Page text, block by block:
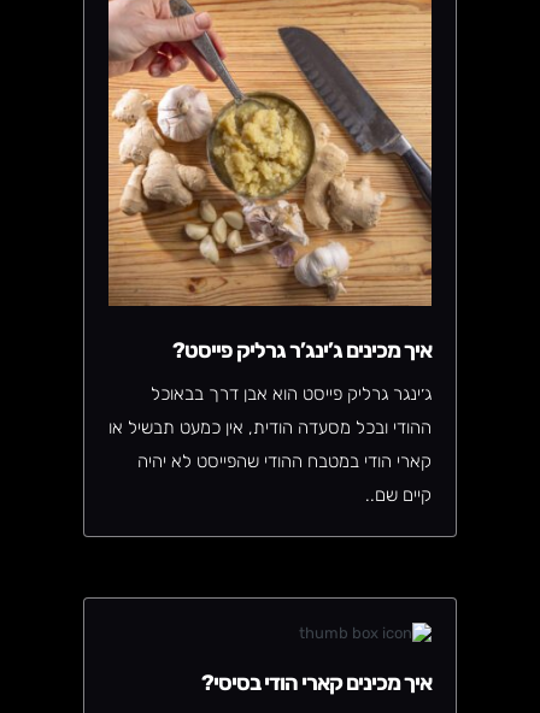
איך מכינים ג’ינג’ר גרליק פייסט?
ג׳ינגר גרליק פייסט הוא אבן דרך בבאוכל
ההודי ובכל מסעדה הודית, אין כמעט תבשיל או
קארי הודי במטבח ההודי שהפייסט לא יהיה
קיים שם..
איך מכינים קארי הודי בסיסי?